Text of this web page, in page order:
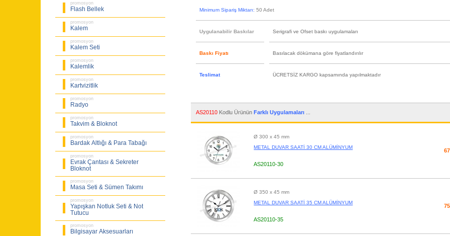
promosyon
Flash Bellek
promosyon
Kalem
promosyon
Kalem Seti
promosyon
Kalemlik
promosyon
Kartvizitlik
promosyon
Radyo
promosyon
Takvim & Bloknot
promosyon
Bardak Altlığı & Para Tabağı
promosyon
Evrak Çantası & Sekreter
Bloknot
promosyon
Masa Seti & Sümen Takımı
promosyon
Yapışkan Notluk Seti & Not
Tutucu
promosyon
Bilgisayar Aksesuarları
Minimum Sipariş Miktarı:50 Adet
Uygulanabilir Baskılar Serigrafi ve Ofset baskı uygulamaları
Baskı Fiyatı Basılacak dökümana göre fiyatlandırılır
Teslimat ÜCRETSİZ KARGO kapsamında yapılmaktadır
AS20110 Kodlu ÜrününFarklı Uygulamaları
Ø 300 x 45 mm
METAL DUVAR SAATİ 30 CM ALÜMİNYUM
AS20110-30
Ø 350 x 45 mm
METAL DUVAR SAATİ 35 CM ALÜMİNYUM
AS20110-35